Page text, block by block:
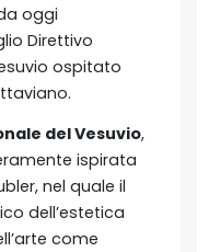
oggi
Direttivo
ospitato
del Vesuvio,
ispirata
nel quale il
dell’estetica
come